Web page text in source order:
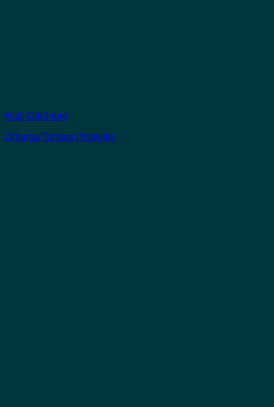
Hızlı Görünüm
Omurga Tahtası (Yetişkin)